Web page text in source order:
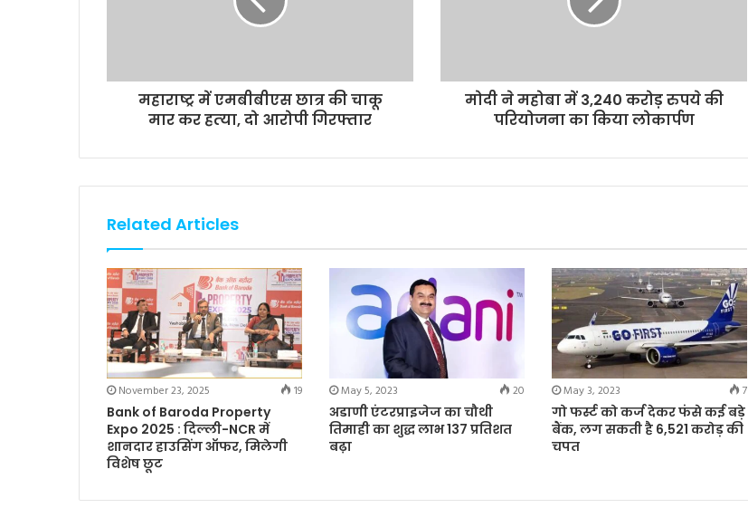
महाराष्ट्र में एमबीबीएस छात्र की चाकू
मार कर हत्‍या, दो आरोपी गिरफ्तार
मोदी ने महोबा में 3,240 करोड़ रुपये की
परियोजना का किया लोकार्पण
Related Articles
November 23, 2025
19
Bank of Baroda Property
Expo 2025 : दिल्ली-NCR में
शानदार हाउसिंग ऑफर, मिलेगी
विशेष छूट
May 5, 2023
20
अडाणी एंटरप्राइजेज का चौथी
तिमाही का शुद्ध लाभ 137 प्रतिशत
बढ़ा
May 3, 2023
7
गो फर्स्ट को कर्ज देकर फंसे कई बड़े
बैंक, लग सकती है 6,521 करोड़ की
चपत